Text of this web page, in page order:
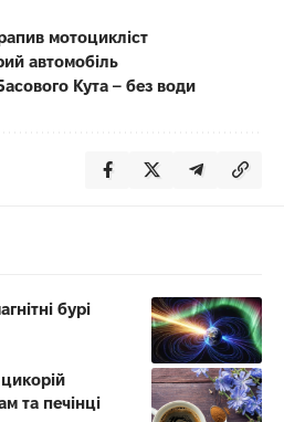
мотоцикліст
автомобіль
Кута – без води
бурі
та печінці